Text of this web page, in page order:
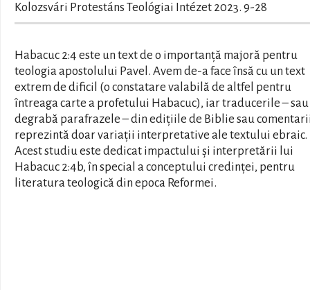
Kolozsvári Protestáns Teológiai Intézet 2023. 9-28
Habacuc 2:4 este un text de o importanță majoră pentru
teologia apostolului Pavel. Avem de-a face însă cu un text
extrem de dificil (o constatare valabilă de altfel pentru
întreaga carte a profetului Habacuc), iar traducerile –
degrabă parafrazele – din edițiile de Biblie sau
reprezintă doar variații interpretative ale textului ebraic.
Acest studiu este dedicat impactului și interpretării lui
Habacuc 2:4b, în special a conceptului credinței, pentru
literatura teologică din epoca Reformei.